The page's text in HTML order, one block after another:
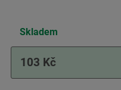
Skladem
103 Kč